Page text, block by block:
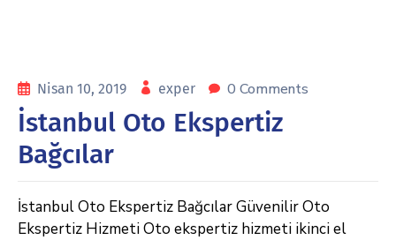
Nisan 10, 2019 exper 0 Comments
İstanbul Oto Ekspertiz
Bağcılar
İstanbul Oto Ekspertiz Bağcılar Güvenilir Oto
Ekspertiz Hizmeti Oto ekspertiz hizmeti ikinci el